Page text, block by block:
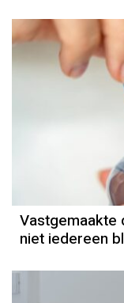
Vastgemaakte
niet iedereen